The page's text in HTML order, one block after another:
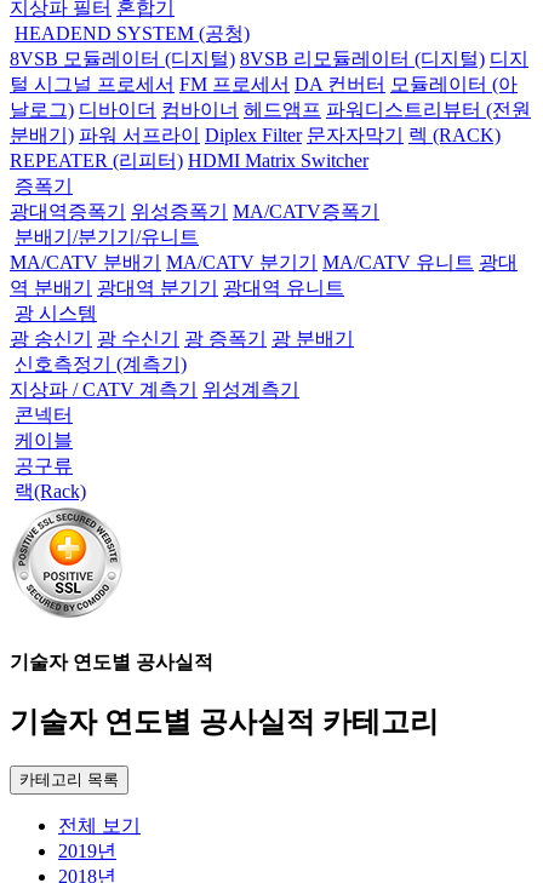
지상파 필터 혼합기
HEADEND SYSTEM (공청)
8VSB 모듈레이터 (디지털) 8VSB 리모듈레이터 (디지털) 디지
털 시그널 프로세서 FM 프로세서 DA 컨버터 모듈레이터 (아
날로그) 디바이더 컴바이너 헤드앰프 파워디스트리뷰터 (전원
분배기) 파워 서프라이 Diplex Filter 문자자막기
렉 (RACK)
REPEATER (리피터) HDMI Matrix Switcher
증폭기
광대역증폭기
위성증폭기
MA/CATV증폭기
분배기/분기기/유니트
MA/CATV 분배기
MA/CATV 분기기 MA/CATV 유니트 광대
역 분배기
광대역 분기기
광대역 유니트
광 시스템
광 송신기
광 수신기 광 증폭기
광 분배기
신호측정기 (계측기)
지상파 / CATV 계측기
위성계측기
콘넥터
케이블
공구류
랙(Rack)
기술자 연도별 공사실적
기술자 연도별 공사실적 카테고리
카테고리 목록
전체 보기
2019년
2018년